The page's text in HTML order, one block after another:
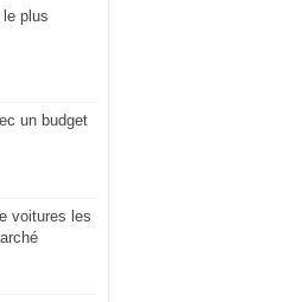
plus
un budget
voitures les